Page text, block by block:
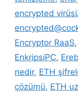
encrypted
Encryptor RaaS,
EnkripsiPC,
nedir, ETH
çözümü, ETH